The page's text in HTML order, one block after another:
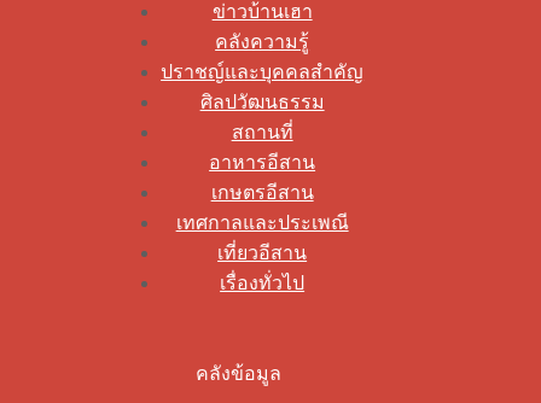
ข่าวบ้านเฮา
คลังความรู้
ปราชญ์และบุคคลสำคัญ
ศิลปวัฒนธรรม
สถานที่
อาหารอีสาน
เกษตรอีสาน
เทศกาลและประเพณี
เที่ยวอีสาน
เรื่องทั่วไป
คลังข้อมูล